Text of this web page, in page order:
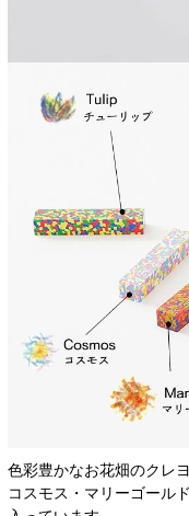
色彩豊かなお花畑のクレ
コスモス・マリーゴール